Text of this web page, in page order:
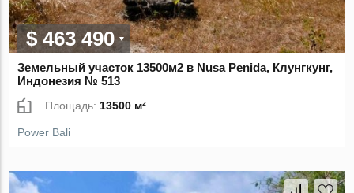
$ 463 490
Земельный участок 13500м2 в Nusa Penida, Клунгкунг,
Индонезия № 513
Площадь: 13500 м²
Power Bali